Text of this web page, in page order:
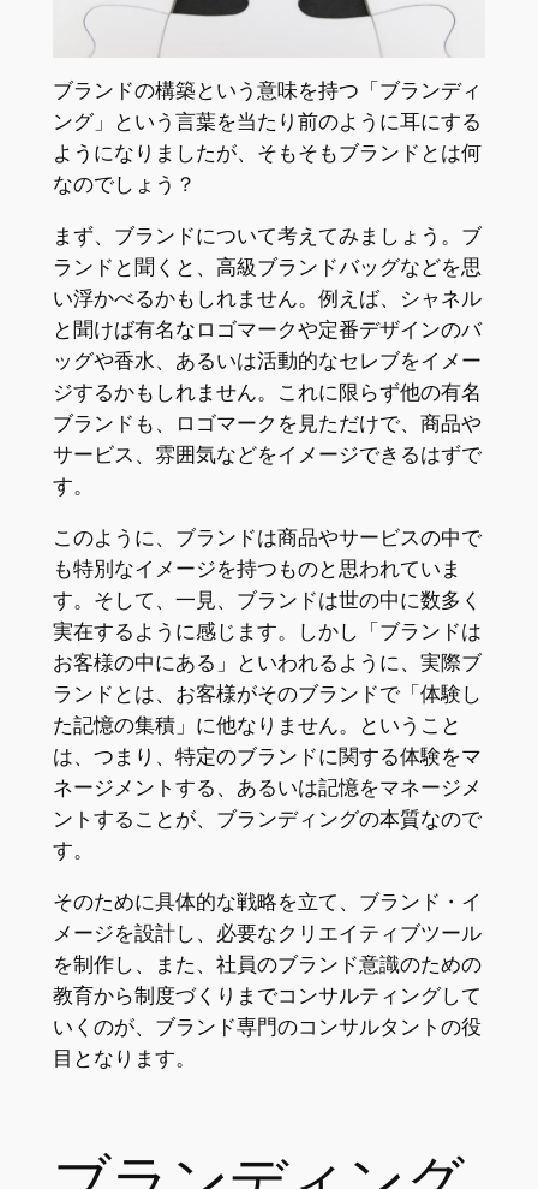
ブランドの構築という意味を持つ「ブランディ
ング」という言葉を当たり前のように耳にする
ようになりましたが、そもそもブランドとは何
なのでしょう？
まず、ブランドについて考えてみましょう。ブ
ランドと聞くと、高級ブランドバッグなどを思
い浮かべるかもしれません。例えば、シャネル
と聞けば有名なロゴマークや定番デザインのバ
ッグや香水、あるいは活動的なセレブをイメー
ジするかもしれません。これに限らず他の有名
ブランドも、ロゴマークを見ただけで、商品や
サービス、雰囲気などをイメージできるはずで
す。
このように、ブランドは商品やサービスの中で
も特別なイメージを持つものと思われていま
す。そして、一見、ブランドは世の中に数多く
実在するように感じます。しかし「ブランドは
お客様の中にある」といわれるように、実際ブ
ランドとは、お客様がそのブランドで「体験し
た記憶の集積」に他なりません。ということ
は、つまり、特定のブランドに関する体験をマ
ネージメントする、あるいは記憶をマネージメ
ントすることが、ブランディングの本質なので
す。
そのために具体的な戦略を立て、ブランド・イ
メージを設計し、必要なクリエイティブツール
を制作し、また、社員のブランド意識のための
教育から制度づくりまでコンサルティングして
いくのが、ブランド専門のコンサルタントの役
目となります。